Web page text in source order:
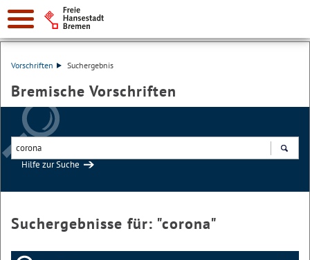
Vorschriften Suchergebnis
Bremische Vorschriften
Hilfe zur Suche
Suchergebnisse für: "corona"